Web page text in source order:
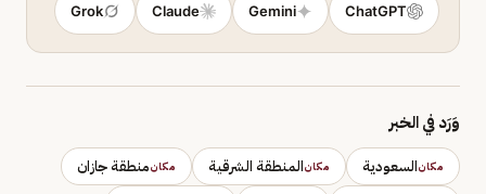
ChatGPT
Gemini
Claude
Grok
وَرَد في الخبر
مكانالسعودية مكانالمنطقة الشرقية مكانمنطقة جازان